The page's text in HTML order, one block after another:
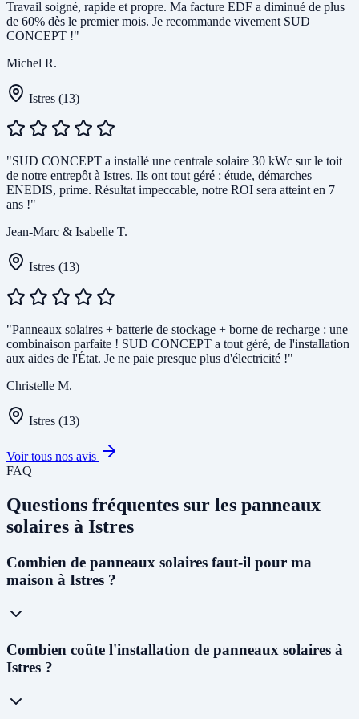
Travail soigné, rapide et propre. Ma facture EDF a diminué de plus
de 60% dès le premier mois. Je recommande vivement SUD
CONCEPT !"
Michel R.
Istres (13)
"SUD CONCEPT a installé une centrale solaire 30 kWc sur le toit
de notre entrepôt à Istres. Ils ont tout géré : étude, démarches
ENEDIS, prime. Résultat impeccable, notre ROI sera atteint en 7
ans !"
Jean-Marc & Isabelle T.
Istres (13)
"Panneaux solaires + batterie de stockage + borne de recharge : une
combinaison parfaite ! SUD CONCEPT a tout géré, de l'installation
aux aides de l'État. Je ne paie presque plus d'électricité !"
Christelle M.
Istres (13)
Voir tous nos avis
FAQ
Questions fréquentes sur les panneaux
solaires à Istres
Combien de panneaux solaires faut-il pour ma
maison à Istres ?
Pour une maison individuelle à Istres, nous recommandons en
général une installation de
3 kWc à 6 kWc
monocristallins de 400 Wc. Ce dimensionnement couvre 80 à 90%
votre consommation et de l'orientation de votre toiture - notre
Combien coûte l'installation de panneaux solaires à
Istres ?